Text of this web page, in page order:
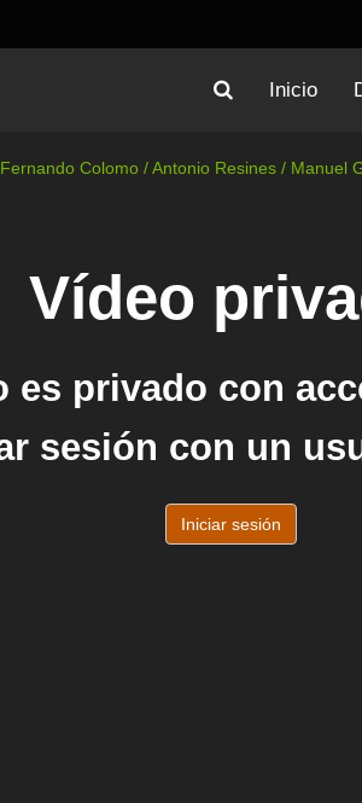
Inicio
Fernando Colomo / Antonio Resines / Manuel